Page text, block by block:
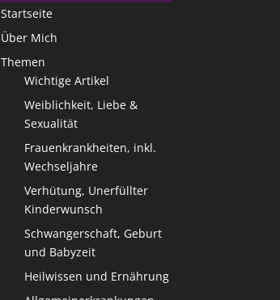
Startseite
Über Mich
Themen
Wichtige Artikel
Weiblichkeit, Liebe &
Sexualität
Frauenkrankheiten, inkl.
Wechseljahre
Verhütung, Unerfüllter
Kinderwunsch
Schwangerschaft, Geburt
und Babyzeit
Heilwissen und Ernährung